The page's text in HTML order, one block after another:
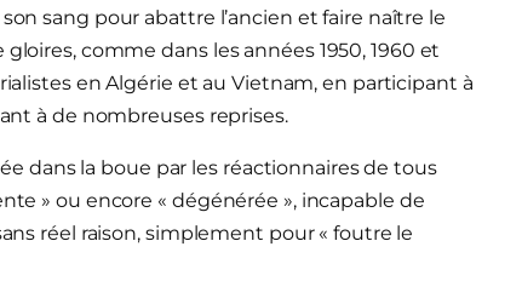
sang pour abattre l’ancien et faire naître le
comme dans les années 1950, 1960 et
en Algérie et au Vietnam, en participant à
à de nombreuses reprises.
dans la boue par les réactionnaires de tous
» ou encore « dégénérée », incapable de
réel raison, simplement pour « foutre le